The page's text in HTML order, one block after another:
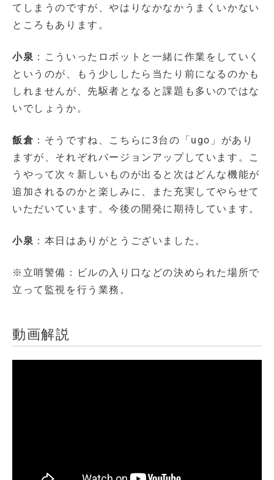
てしまうのですが、やはりなかなかうまくいかない
ところもあります。
小泉 ：こういったロボットと一緒に作業をしていく
というのが、もう少ししたら当たり前になるのかも
しれませんが、先駆者となると課題も多いのではな
いでしょうか。
飯倉 ：そうですね、こちらに3台の「ugo」があり
ますが、それぞれバージョンアップしています。こ
うやって次々新しいものが出ると次はどんな機能が
追加されるのかと楽しみに、また充実してやらせて
いただいています。今後の開発に期待しています。
小泉 ：本日はありがとうございました。
※立哨警備：ビルの入り口などの決められた場所で
立って監視を行う業務。
動画解説